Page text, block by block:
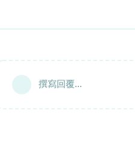
撰寫回覆...